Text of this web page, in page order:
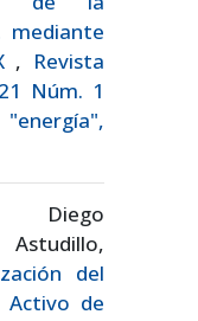
mediante
, Revista
Núm. 1
"energía",
Diego
del
de